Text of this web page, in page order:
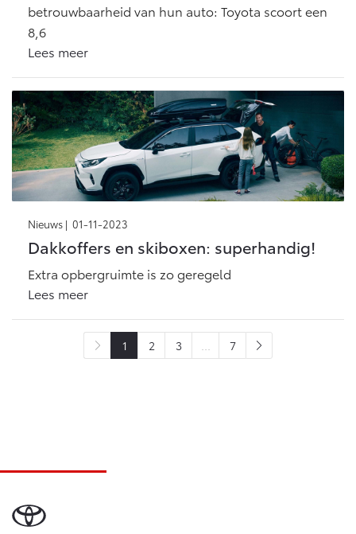
betrouwbaarheid van hun auto: Toyota scoort een
8,6
Lees meer
Nieuws | 01-11-2023
Dakkoffers en skiboxen: superhandig!
Extra opbergruimte is zo geregeld
Lees meer
1 2 3 ... 7